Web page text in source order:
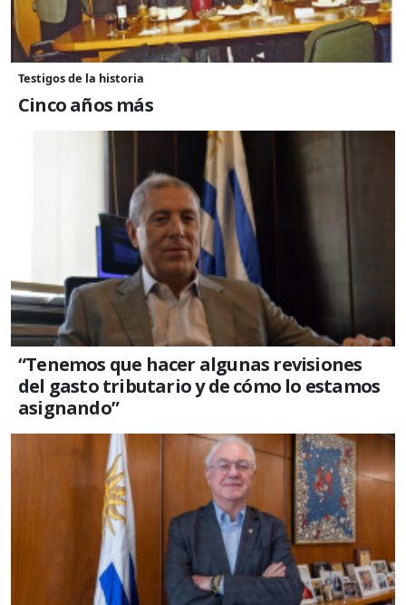
Testigos de la historia
Cinco años más
“Tenemos que hacer algunas revisiones
del gasto tributario y de cómo lo estamos
asignando”